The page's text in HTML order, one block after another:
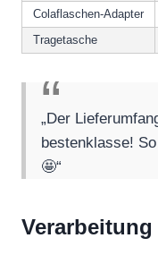
Colaflaschen-Adapter
Tragetasche
„Der
bestenklasse!
🤩“